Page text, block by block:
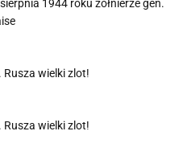
1944 roku żołnierze gen.
wielki zlot!
wielki zlot!